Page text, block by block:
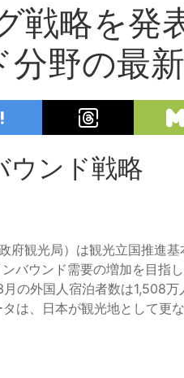
戦略を発
野の最
ウンド戦略
府観光局）は観光立国推進
バウンド需要の増加を目指
の外国人宿泊者数は1,508
は、日本が観光地として更